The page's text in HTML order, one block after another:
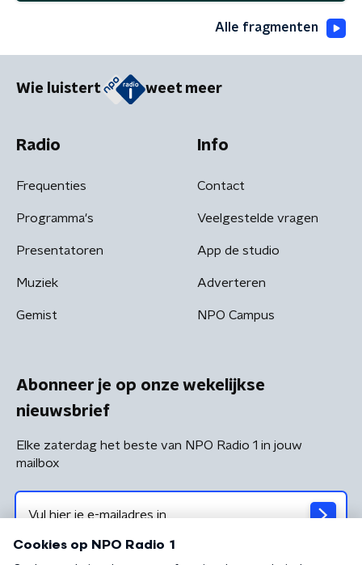
Alle fragmenten
Wie luistert weet meer
Radio
Frequenties
Programma's
Presentatoren
Muziek
Gemist
Info
Contact
Veelgestelde vragen
App de studio
Adverteren
NPO Campus
Abonneer je op onze wekelijkse
nieuwsbrief
Elke zaterdag het beste van NPO Radio 1 in jouw
mailbox